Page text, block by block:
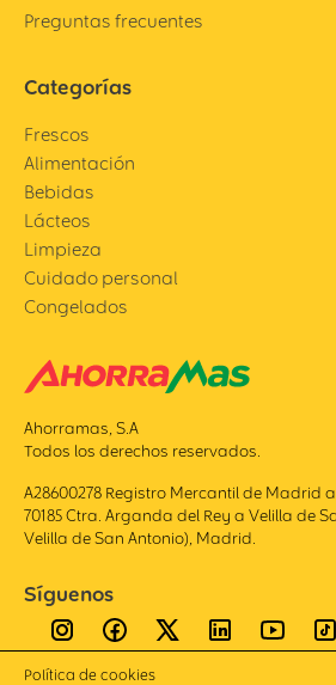
Preguntas frecuentes
Categorías
Frescos
Alimentación
Bebidas
Lácteos
Limpieza
Cuidado personal
Congelados
Ahorramas, S.A
Todos los derechos reservados.
A28600278 Registro Mercantil de Madrid
70185 Ctra. Arganda del Rey a Velilla de
Velilla de San Antonio), Madrid.
Síguenos
Política de cookies